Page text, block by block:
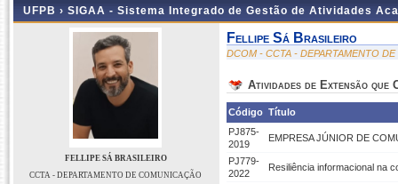
UFPB › SIGAA - Sistema Integrado de Gestão de Atividades
FELLIPE SÁ BRASILEIRO
CCTA - DEPARTAMENTO DE COMUNICAÇÃO
Fellipe Sá Brasileiro
DCOM - CCTA - DEPARTAMENTO
Atividades de Extensão que
Código Título
PJ875-
2019
EMPRESA JÚNIOR DE
PJ779-
2022
Resiliência informacional na